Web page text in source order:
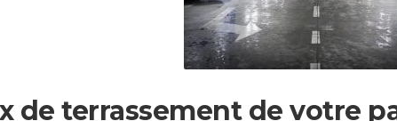
de terrassement de votre